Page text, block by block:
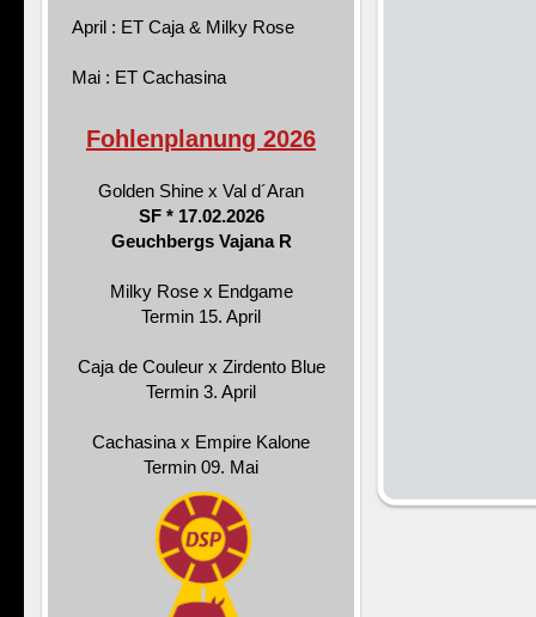
April : ET Caja & Milky Rose
Mai : ET Cachasina
Fohlenplanung 2026
Golden Shine x Val d´Aran
SF * 17.02.2026
Geuchbergs Vajana R
Milky Rose x Endgame
Termin 15. April
Caja de Couleur x Zirdento Blue
Termin 3. April
Cachasina x Empire Kalone
Termin 09. Mai